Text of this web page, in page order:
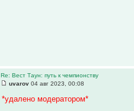
Re: Вест Таун: путь к чемпионству
uvarov 04 авг 2023, 00:08
*удалено модератором*